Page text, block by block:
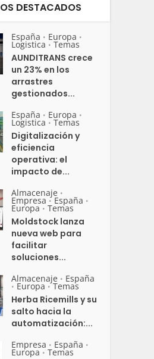
DESTACADOS
España • Europa •
Logistica • Temas
AUNDITRANS crece
un 23% en los
arrastres
gestionados...
España • Europa •
Logistica • Temas
Digitalización y
eficiencia
operativa: el
impacto de...
Almacenaje •
Empresa • España •
Europa • Temas
Moldstock lanza
nueva web para
facilitar
soluciones...
Almacenaje • España
• Europa • Temas
Herba Ricemills y su
salto hacia la
automatización:...
Empresa • España •
Europa • Temas